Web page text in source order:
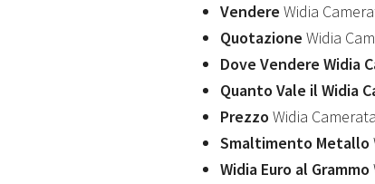
Vendere Widia
Quotazione Widia
Dove Vendere Widia
Quanto Vale il Widia
Prezzo Widia
Smaltimento Metallo
Widia Euro al Grammo